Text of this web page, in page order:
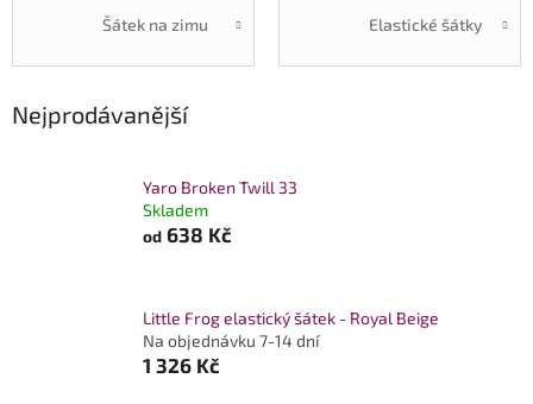
Šátek na zimu Elastické šátky
Nejprodávanější
Yaro Broken Twill 33
Skladem
od 638 Kč
Little Frog elastický šátek - Royal Beige
Na objednávku 7-14 dní
1 326 Kč